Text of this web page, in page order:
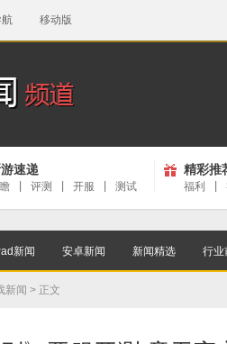
航 移动版
速递
评测 开服 测试
精彩推
福利
新闻 安卓新闻 新闻精选 行业
新闻 > 正文